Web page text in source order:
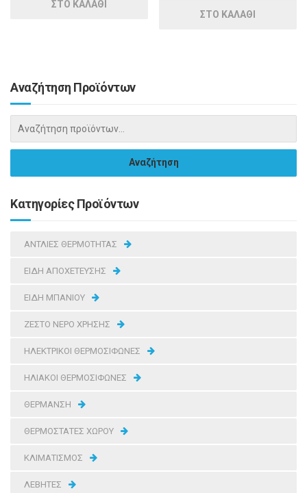
ΣΤΟ ΚΑΛΑΘΙ
ΣΤΟ ΚΑΛΑΘΙ
Αναζήτηση Προϊόντων
Κατηγορίες Προϊόντων
ΑΝΤΛΙΕΣ ΘΕΡΜΟΤΗΤΑΣ
ΕΙΔΗ ΑΠΟΧΕΤΕΥΣΗΣ
ΕΙΔΗ ΜΠΑΝΙΟΥ
ΖΕΣΤΟ ΝΕΡΟ ΧΡΗΣΗΣ
ΗΛΕΚΤΡΙΚΟΙ ΘΕΡΜΟΣΙΦΩΝΕΣ
ΗΛΙΑΚΟΙ ΘΕΡΜΟΣΙΦΩΝΕΣ
ΘΕΡΜΑΝΣΗ
ΘΕΡΜΟΣΤΑΤΕΣ ΧΩΡΟΥ
ΚΛΙΜΑΤΙΣΜΟΣ
ΛΕΒΗΤΕΣ